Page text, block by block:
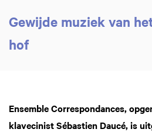
Gewijde muziek van
hof
Ensemble Correspondances,
klavecinist Sébastien Daucé, is